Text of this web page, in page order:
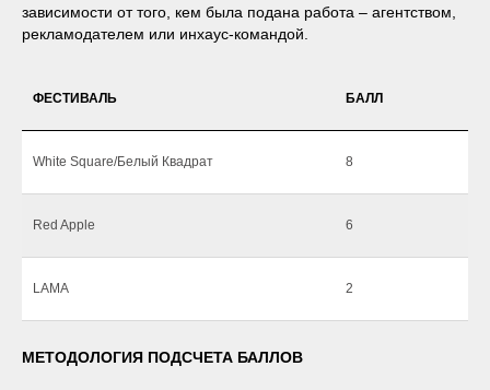
зависимости от того, кем была подана работа – агентством,
рекламодателем или инхаус-командой.
ФЕСТИВАЛЬ БАЛЛ
White Square/Белый Квадрат 8
Red Apple 6
LAMA 2
МЕТОДОЛОГИЯ ПОДСЧЕТА БАЛЛОВ